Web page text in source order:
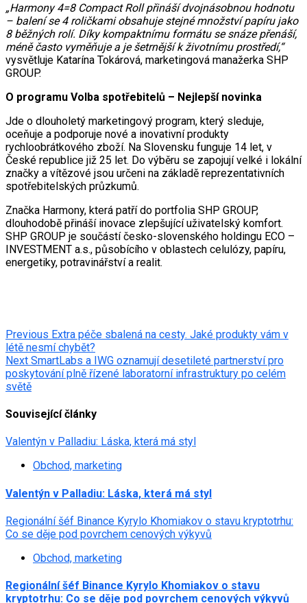
„Harmony 4=8 Compact Roll přináší dvojnásobnou hodnotu
– balení se 4 roličkami obsahuje stejné množství papíru jako
8 běžných rolí. Díky kompaktnímu formátu se snáze přenáší,
méně často vyměňuje a je šetrnější k životnímu prostředí,“
vysvětluje Katarína Tokárová, marketingová manažerka SHP
GROUP.
O programu Volba spotřebitelů – Nejlepší novinka
Jde o dlouholetý marketingový program, který sleduje,
oceňuje a podporuje nové a inovativní produkty
rychloobrátkového zboží. Na Slovensku funguje 14 let, v
České republice již 25 let. Do výběru se zapojují velké i lokální
značky a vítězové jsou určeni na základě reprezentativních
spotřebitelských průzkumů.
Značka Harmony, která patří do portfolia SHP GROUP,
dlouhodobě přináší inovace zlepšující uživatelský komfort.
SHP GROUP je součástí česko-slovenského holdingu ECO –
INVESTMENT a.s., působícího v oblastech celulózy, papíru,
energetiky, potravinářství a realit.
Post
navigation
Previous Extra péče sbalená na cesty. Jaké produkty vám v
létě nesmí chybět?
Next SmartLabs a IWG oznamují desetileté partnerství pro
poskytování plně řízené laboratorní infrastruktury po celém
světě
Související články
Valentýn v Palladiu: Láska, která má styl
Obchod, marketing
Valentýn v Palladiu: Láska, která má styl
Regionální šéf Binance Kyrylo Khomiakov o stavu kryptotrhu:
Co se děje pod povrchem cenových výkyvů
Obchod, marketing
Regionální šéf Binance Kyrylo Khomiakov o stavu
kryptotrhu: Co se děje pod povrchem cenových výkyvů